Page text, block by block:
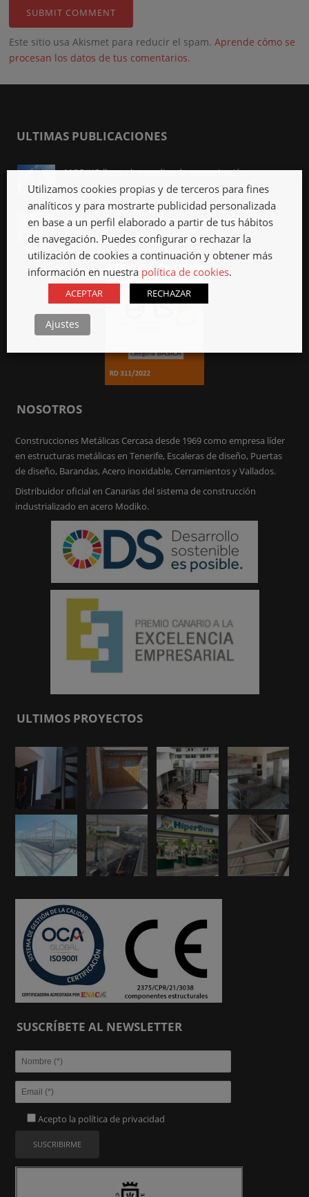
Este sitio usa Akismet para reducir el spam.Aprende cómo se
procesan los datos de tus comentarios.
ULTIMAS PUBLICACIONES
MODIKO llega a los medios de comunicación
Abr 3rd, 2023
Viviendas industrializadas, qué son y qué ventajas
tienen
Mar 27th, 2023
NOSOTROS
Construcciones Metálicas Cercasa desde 1969 como empresa líder
en estructuras metálicas en Tenerife, Escaleras de diseño, Puertas
de diseño, Barandas, Acero inoxidable, Cerramientos y Vallados.
Distribuidor oficial en Canarias del sistema de construcción
industrializado en acero Modiko.
ULTIMOS PROYECTOS
SUSCRÍBETE AL NEWSLETTER
Acepto la política de privacidad
Utilizamos cookies propias y de terceros para fines
analíticos y para mostrarte publicidad personalizada
en base a un perfil elaborado a partir de tus hábitos
de navegación. Puedes configurar o rechazar la
utilización de cookies a continuación y obtener más
información en nuestra política de cookies.
ACEPTAR RECHAZAR
Ajustes